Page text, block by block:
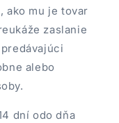
ako mu je tovar
zaslanie
alebo
dní odo dňa